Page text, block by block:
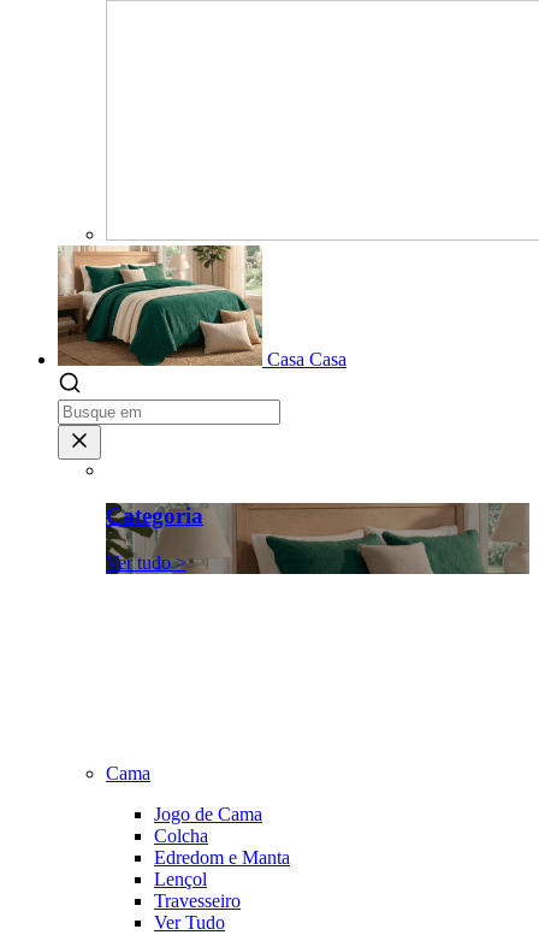
Casa Casa
Categoria
Ver tudo >
Cama
Jogo de Cama
Colcha
Edredom e Manta
Lençol
Travesseiro
Ver Tudo